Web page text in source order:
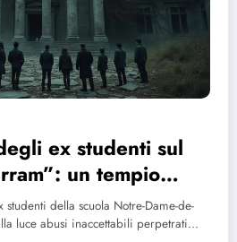
ex studenti sul
un tempio
un distruttore
della scuola Notre-Dame-de-
luce abusi inaccettabili perpetrati…